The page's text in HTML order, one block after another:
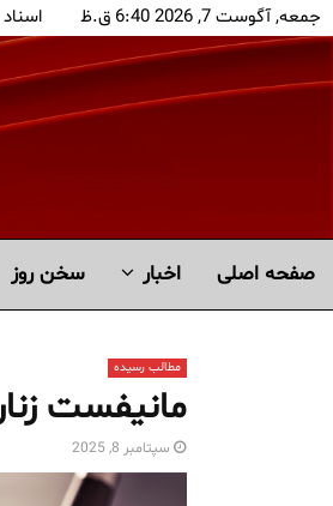
جمعه, آگوست 7, 2026 6:40 ق.ظ
صفحه اصلی اخبار سخن روز
مطالب رسیده
مانیفست
سپتامبر 8, 2025